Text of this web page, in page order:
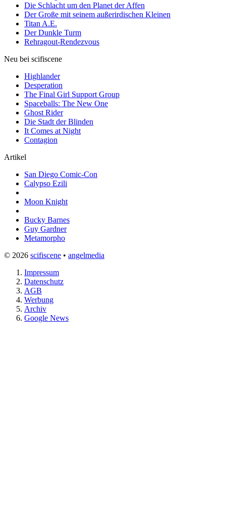
Die Schlacht um den Planet der Affen
Der Große mit seinem außerirdischen Kleinen
Titan A.E.
Der Dunkle Turm
Rehragout-Rendezvous
Neu bei scifiscene
Highlander
Desperation
The Final Girl Support Group
Spaceballs: The New One
Ghost Rider
Die Stadt der Blinden
It Comes at Night
Contagion
Artikel
San Diego Comic-Con
Calypso Ezili
Moon Knight
Bucky Barnes
Guy Gardner
Metamorpho
© 2026 scifiscene • angelmedia
Impressum
Datenschutz
AGB
Werbung
Archiv
Google News